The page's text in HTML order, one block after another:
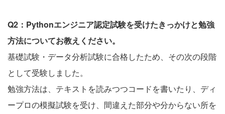
Q2：Pythonエンジニア認定試験を受けたきっかけと勉強
方法についてお教えください。
基礎試験・データ分析試験に合格したため、その次の段階
として受験しました。
勉強方法は、テキストを読みつつコードを書いたり、ディ
ープロの模擬試験を受け、間違えた部分や分からない所を